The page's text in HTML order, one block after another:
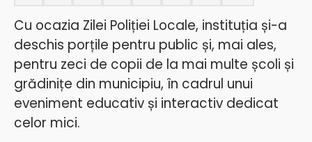
Cu ocazia Zilei Poliției Locale, instituția și-a
deschis porțile pentru public și, mai ales,
pentru zeci de copii de la mai multe școli și
grădinițe din municipiu, în cadrul unui
eveniment educativ și interactiv dedicat
celor mici.